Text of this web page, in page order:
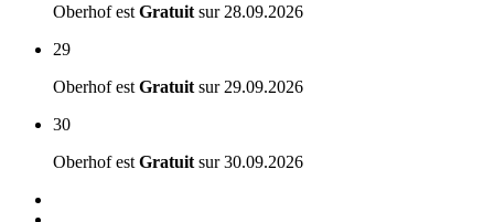
Oberhof est Gratuit sur 28.09.2026
29
Oberhof est Gratuit sur 29.09.2026
30
Oberhof est Gratuit sur30.09.2026